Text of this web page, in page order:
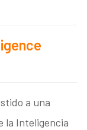
a una
la Inteligencia